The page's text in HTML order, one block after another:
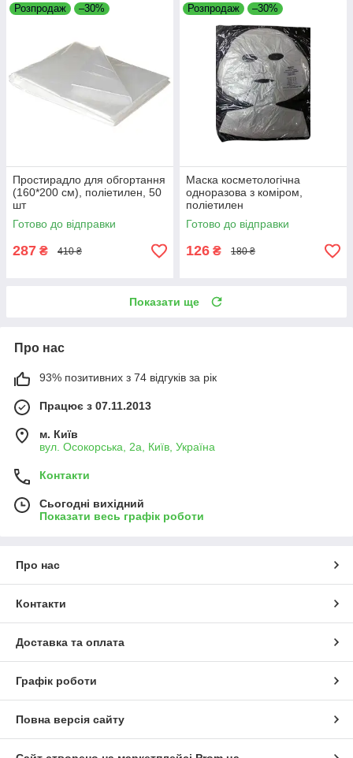
Розпродаж –30%
Простирадло для обгортання
(160*200 см), поліетилен, 50
шт
Готово до відправки
287 ₴ 410 ₴
Розпродаж –30%
Маска косметологічна
одноразова з коміром,
поліетилен
Готово до відправки
126 ₴ 180 ₴
Показати ще
Про нас
93% позитивних з 74 відгуків за рік
Працює з 07.11.2013
м. Київ
вул. Осокорська, 2а, Київ, Україна
Контакти
Сьогодні вихідний
Показати весь графік роботи
Про нас
Контакти
Доставка та оплата
Графік роботи
Повна версія сайту